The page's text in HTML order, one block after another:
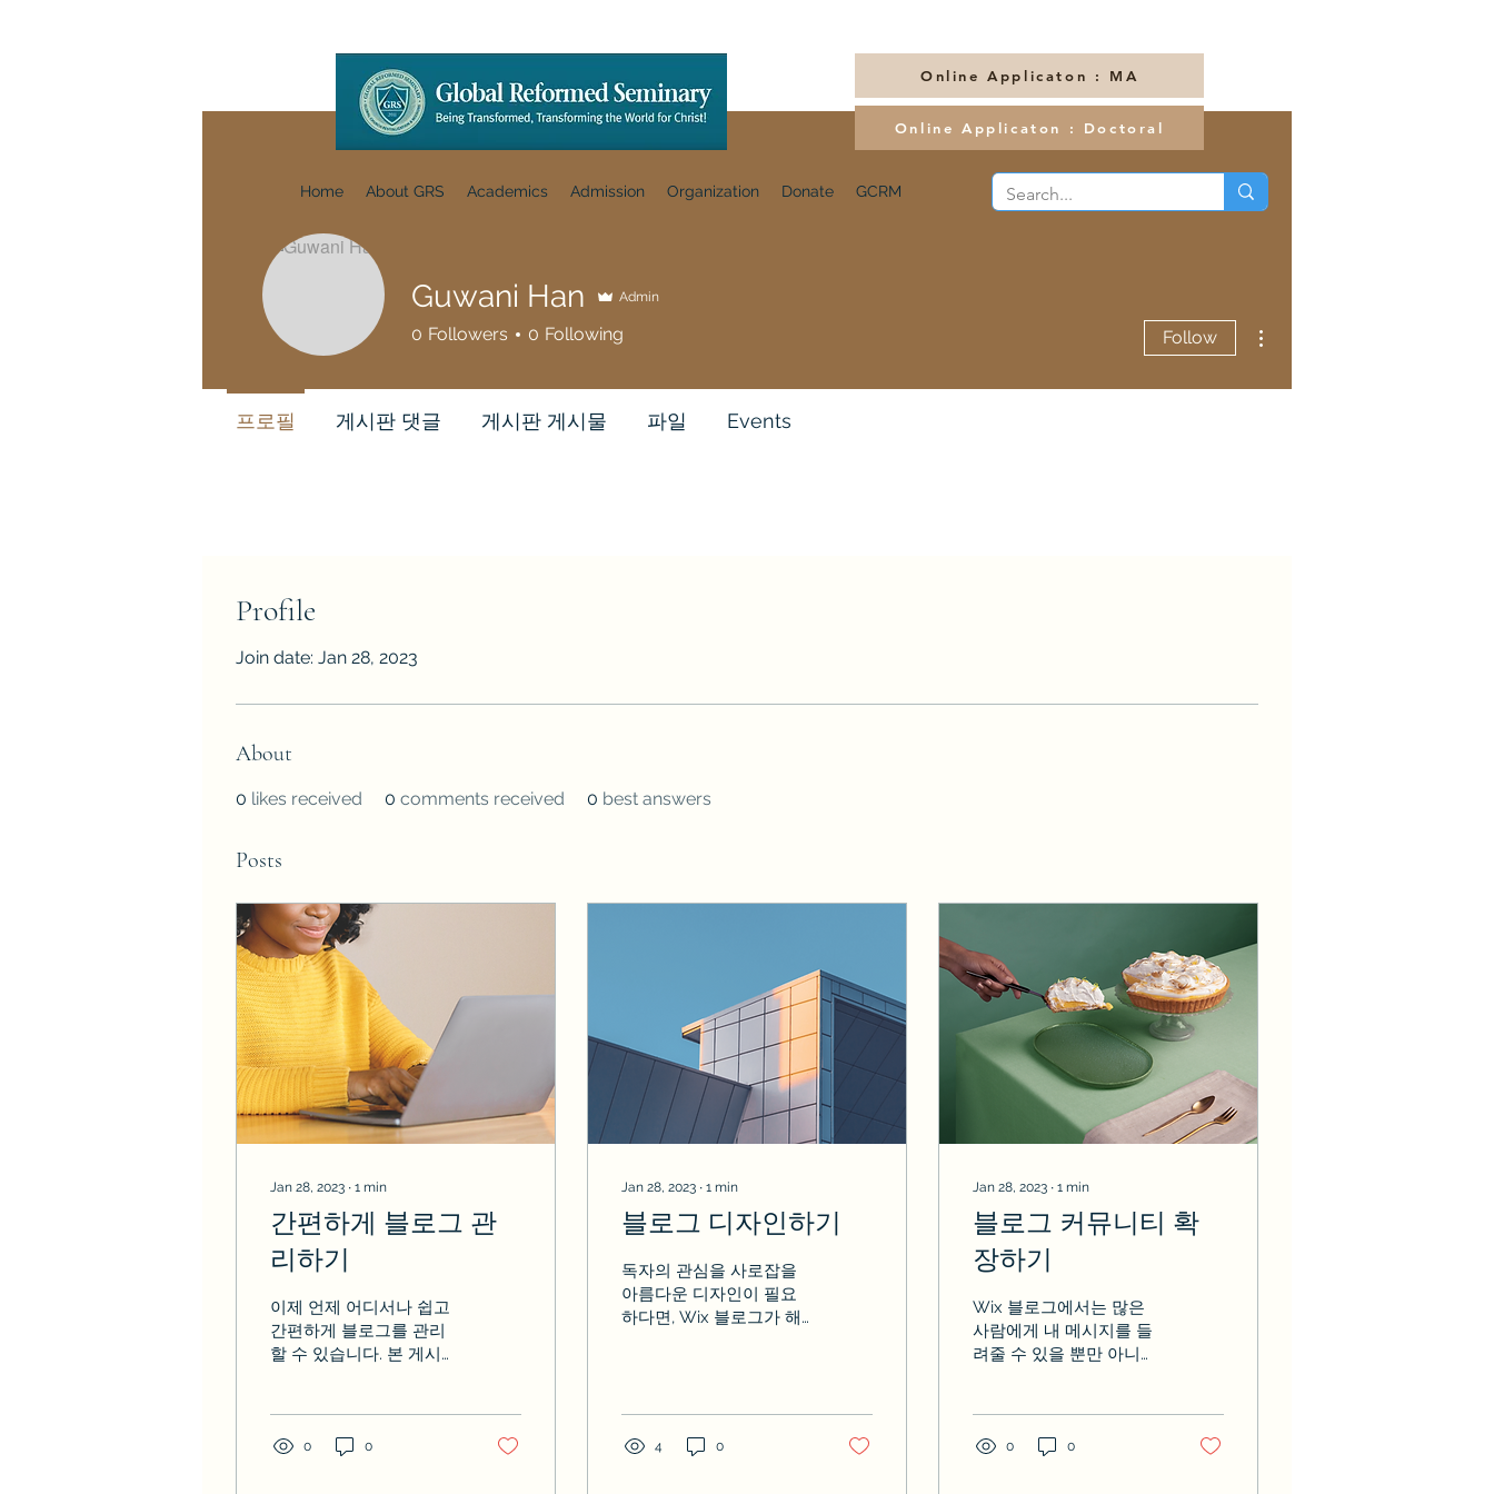
Online Applicaton : MA
Online Applicaton : Doctoral
Home About GRS Academics Admission Organization Donate GCRM
Profile
Join date: Jan 28, 2023
About
0 likes received 0 comments received 0 best answers
Posts
Jan 28, 2023 ∙ 1 min
간편하게 블로그 관
리하기
이제 언제 어디서나 쉽고
간편하게 블로그를 관리
할 수 있습니다. 본 게시물
블로그 관리하기 게시물
0 0
Jan 28, 2023 ∙ 1 min
블로그 디자인하기
독자의 관심을 사로잡을
아름다운 디자인이 필요
하다면, Wix 블로그가 해
세요. 다양한 레이아웃에
서 선택하기 Wix 블로그
에서는 블로그 피드에 적
4 0
Jan 28, 2023 ∙ 1 min
블로그 커뮤니티 확
장하기
Wix 블로그에서는 많은
사람에게 내 메시지를 들
려줄 수 있을 뿐만 아니라
록 설정하려면, 에디터 사
0 0
Guwani Han Admin
0 Followers 0 Following Follow
프로필 게시판 댓글 게시판 게시물 파일 Events